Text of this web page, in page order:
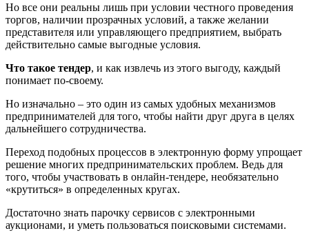
Но все они реальны лишь при условии честного проведения
торгов, наличии прозрачных условий, а также желании
представителя или управляющего предприятием, выбрать
действительно самые выгодные условия.
Что такое тендер, и как извлечь из этого выгоду, каждый
понимает по-своему.
Но изначально – это один из самых удобных механизмов
предпринимателей для того, чтобы найти друг друга в целях
дальнейшего сотрудничества.
Переход подобных процессов в электронную форму упрощает
решение многих предпринимательских проблем. Ведь для
того, чтобы участвовать в онлайн-тендере, необязательно
«крутиться» в определенных кругах.
Достаточно знать парочку сервисов с электронными
аукционами, и уметь пользоваться поисковыми системами.